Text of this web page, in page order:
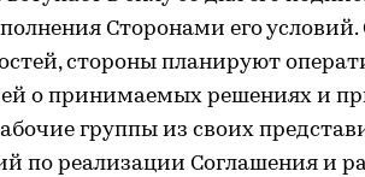
Сторонами его
стороны планируют
о принимаемых решениях и
группы из своих
по реализации Соглашения и